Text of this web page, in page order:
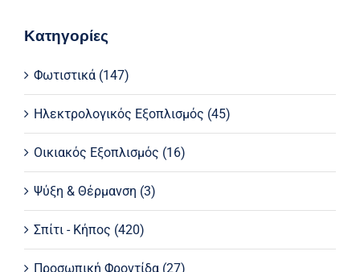
Κατηγορίες
Φωτιστικά (147)
Ηλεκτρολογικός Εξοπλισμός (45)
Οικιακός Εξοπλισμός (16)
Ψύξη & Θέρμανση (3)
Σπίτι - Κήπος (420)
Προσωπική Φροντίδα (27)